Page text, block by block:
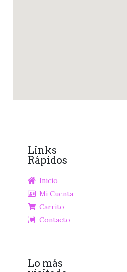
Links
Rápidos
Inicio
Mi Cuenta
Carrito
Contacto
Lo más